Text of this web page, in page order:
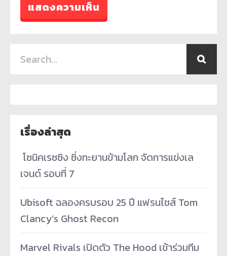
เรื่องล่าสุด
­ โซนิคเรซซิง ซิ่งทะยานข้ามโลก จัดการแข่งเล
เจนด์ รอบที่ 7
Ubisoft ฉลองครบรอบ 25 ปี แฟรนไชส์ Tom
Clancy’s Ghost Recon
Marvel Rivals เปิดตัว The Hood เข้าร่วมทีม